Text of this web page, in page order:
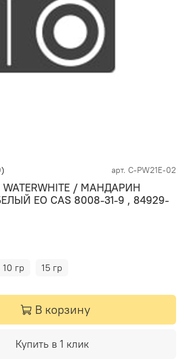
арт. C-PW21E-02
WATERWHITE / МАНДАРИН
31-9 , 84929-
10 гр 15 гр
В корзину
Купить в 1 клик